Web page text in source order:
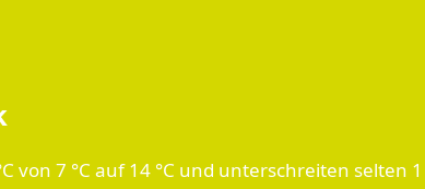
7 °C auf 14 °C und unterschreiten selten 1